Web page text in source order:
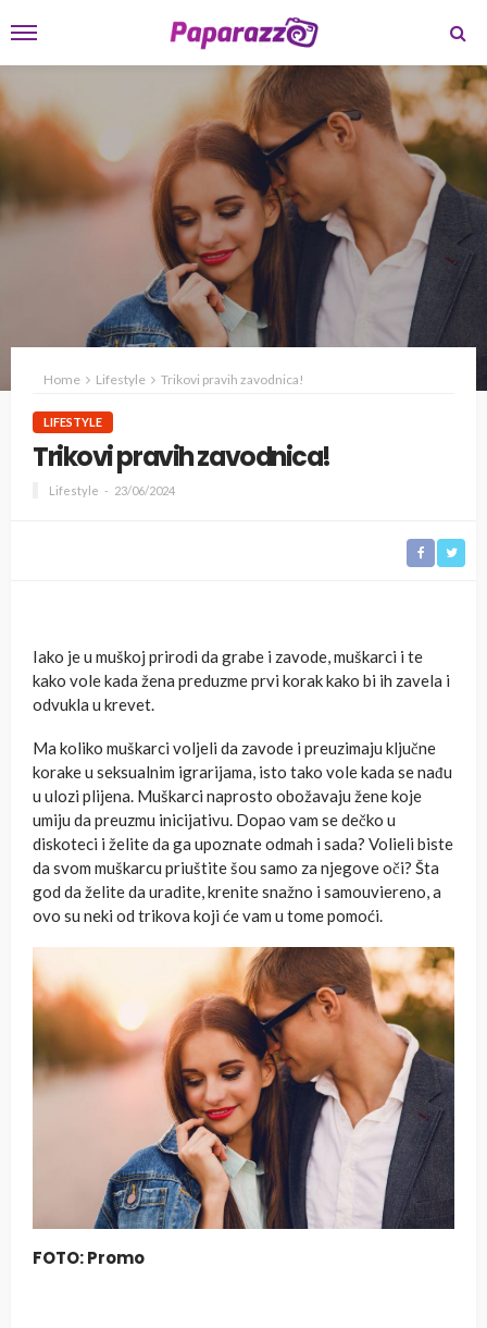
Home Lifestyle Trikovi pravih zavodnica!
LIFESTYLE
Trikovi pravih zavodnica!
Lifestyle 23/06/2024
Iako je u muškoj prirodi da grabe i zavode, muškarci i te
kako vole kada žena preduzme prvi korak kako bi ih zavela i
odvukla u krevet.
Ma koliko muškarci voljeli da zavode i preuzimaju ključne
korake u seksualnim igrarijama, isto tako vole kada se nađu
u ulozi plijena. Muškarci naprosto obožavaju žene koje
umiju da preuzmu inicijativu. Dopao vam se dečko u
diskoteci i želite da ga upoznate odmah i sada? Volieli biste
da svom muškarcu priuštite šou samo za njegove oči? Šta
god da želite da uradite, krenite snažno i samouviereno, a
ovo su neki od trikova koji će vam u tome pomoći.
FOTO: Promo